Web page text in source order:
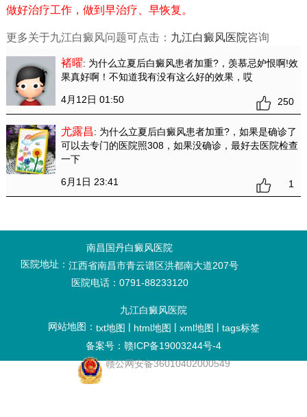
做好治疗工作，做到早治疗、早恢复。
更多关于九江白癜风问题可点击： 九江白癜风医院咨询
褚曜: 为什么立夏后白癜风患者加重? ，羡慕忌妒恨啊!效
果真好啊！不知道我有没有这么好的效果，哎
4月12日 01:50 250
尤露昌: 为什么立夏后白癜风患者加重? ，如果是确诊了
可以去专门的医院照308，如果没确诊，最好去医院检查
一下
6月1日 23:41 1
南昌国丹白癜风医院
医院地址： 江西省南昌市青云谱区洪都南大道207号
医院电话：0791-88233120
九江白癜风医院
网站地图： txt地图 | html地图 | xml地图 | tags标签
备案号：赣ICP备19003244号-4
赣公网安备36010402000549